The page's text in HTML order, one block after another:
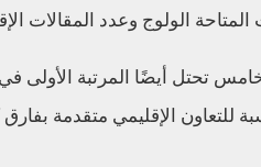
الولوج وعدد المقالات
تحتل أيضًا المرتبة الأولى
للتعاون الإقليمي متقدمة